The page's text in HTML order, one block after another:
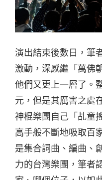
演出結束後數日，筆
激動，深感繼「萬佛
他們又更上一層了。
元，但是其厲害之處
神棍樂團自己「乩童
高手般不斷地吸取百
是集合詞曲、編曲、
力的台灣樂團，筆者